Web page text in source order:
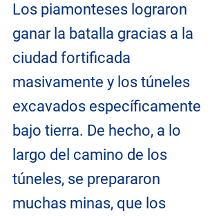
Los piamonteses lograron
ganar la batalla gracias a la
ciudad fortificada
masivamente y los túneles
excavados específicamente
bajo tierra. De hecho, a lo
largo del camino de los
túneles, se prepararon
muchas minas, que los